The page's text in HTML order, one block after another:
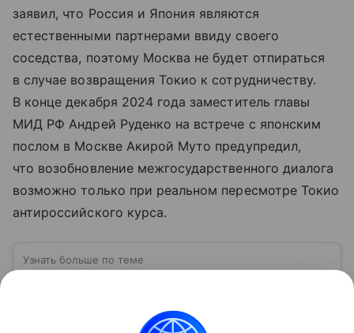
заявил, что Россия и Япония являются
естественными партнерами ввиду своего
соседства, поэтому Москва не будет отпираться
в случае возвращения Токио к сотрудничеству.
В конце декабря 2024 года заместитель главы
МИД РФ Андрей Руденко на встрече с японским
послом в Москве Акирой Муто предупредил,
что возобновление межгосударственного диалога
возможно только при реальном пересмотре Токио
антироссийского курса.
Узнать больше по теме
Какие бывают виды пролонгации, чем они